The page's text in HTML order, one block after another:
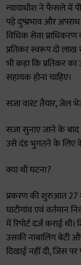
न्यायाधीश ने फैसले में
पड़े दुष्प्रभाव और
विधिक सेवा प्राधिकरण
प्रतिकर स्वरूप दो लाख
भी कहा कि प्रतिकर का
सहायक होना चाहिए।
सजा वारंट तैयार, जेल
सजा सुनाए जाने के बाद
उसे दंड भुगतने के लिए
क्या थी घटना?
प्रकरण की शुरुआत 27
घाटीगांव एवं वर्तमान
में रिपोर्ट दर्ज कराई
उसकी नाबालिग बेटी
दिखाई नहीं दी, जिस